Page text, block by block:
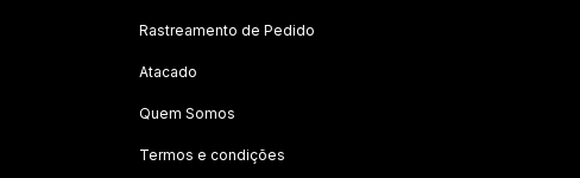
Rastreamento de Pedido
Atacado
Quem Somos
Termos e condições